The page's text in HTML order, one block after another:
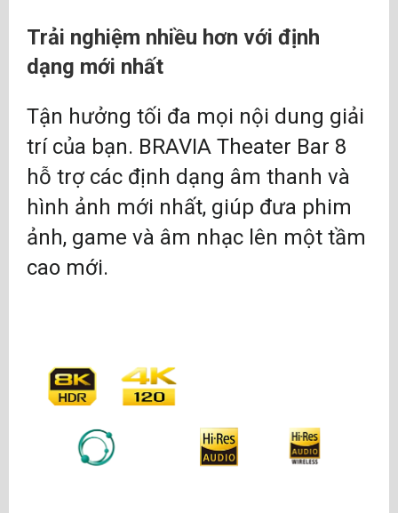
Trải nghiệm nhiều hơn với định
dạng mới nhất
Tận hưởng tối đa mọi nội dung giải
trí của bạn. BRAVIA Theater Bar 8
hỗ trợ các định dạng âm thanh và
hình ảnh mới nhất, giúp đưa phim
ảnh, game và âm nhạc lên một tầm
cao mới.